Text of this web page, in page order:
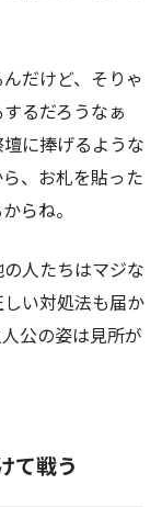
だけど、そりゃ
るだろうなぁ
に捧げるような
、お札を貼った
らね。
人たちはマジな
い対処法も届か
公の姿は見所が
て戦う